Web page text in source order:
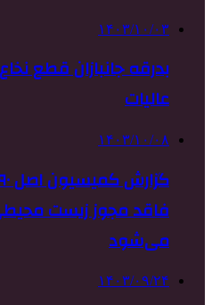
۱۴۰۳/۱۰/۰۳
بدرقه جانبازان قطع
عالیات
۱۴۰۳/۱۰/۰۸
فاقد مجوز زیست
می‌شود
۱۴۰۳/۰۹/۲۴